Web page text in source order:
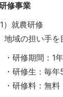
修事業
1）就農研修
域の担い手を
研修期間：1
研修生：毎年
研修料：無料